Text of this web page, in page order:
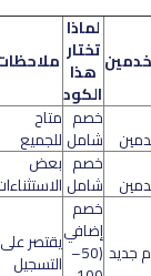
لماذا
تختار
هذا
الكود
ملاحظات
خصم
شامل
متاح
للجميع
خصم
شامل
بعض
الاستثناءات
جديد
خصم
إضافي
(50– يقتصر على
التسجيل